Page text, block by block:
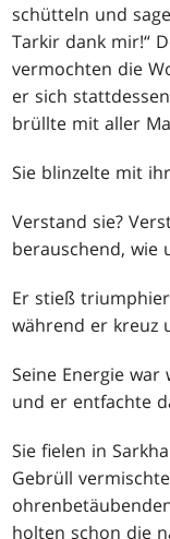
schütteln und
Tarkir dank mir!“
vermochten die
er sich
brüllte mit aller
Sie blinzelte mit
Verstand sie?
berauschend, wie
Er stieß
während er kreuz
Seine Energie war
und er entfachte
Sie fielen in
Gebrüll
holten schon die